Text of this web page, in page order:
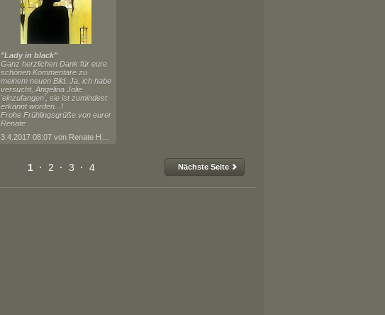
"Lady in black"
Ganz herzlichen Dank für eure
schönen Kommentare zu
meinem neuen Bild. Ja, ich habe
versucht, Angelina Jolie
'einzufangen', sie ist zumindest
erkannt worden...!
Frohe Frühlingsgrüße von eurer
Renate
1 · 2 · 3 · 4 Nächste Seite